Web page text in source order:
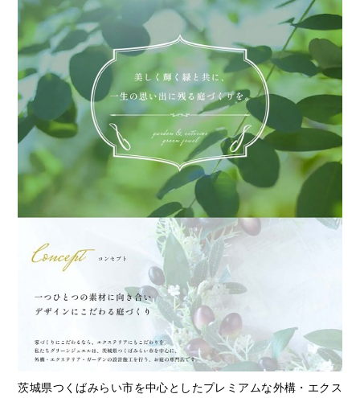
茨城県つくばみらい市を中心としたプレミアムな外構・エクス